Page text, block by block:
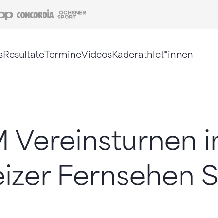
Coop Concordia
ResultateTermineVideosKaderathlet*innen
Vereinsturnen
Fernsehen